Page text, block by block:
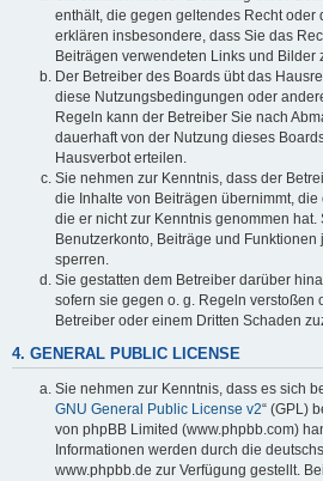
enthält, die gegen geltendes Recht oder
erklären insbesondere, dass Sie das
Beiträgen verwendeten Links und Bilder
Der Betreiber des Boards übt das
diese Nutzungsbedingungen oder
Regeln kann der Betreiber Sie nach
dauerhaft von der Nutzung dieses
Hausverbot erteilen.
Sie nehmen zur Kenntnis, dass der
die Inhalte von Beiträgen übernimmt,
die er nicht zur Kenntnis genommen hat.
Benutzerkonto, Beiträge und
sperren.
Sie gestatten dem Betreiber darüber
sofern sie gegen o. g. Regeln verstoßen
Betreiber oder einem Dritten Schaden
4. GENERAL PUBLIC LICENSE
Sie nehmen zur Kenntnis, dass es sich
GNU General Public License v2“ (GPL)
von phpBB Limited (www.phpbb.com)
Informationen werden durch die
www.phpbb.de zur Verfügung gestellt.